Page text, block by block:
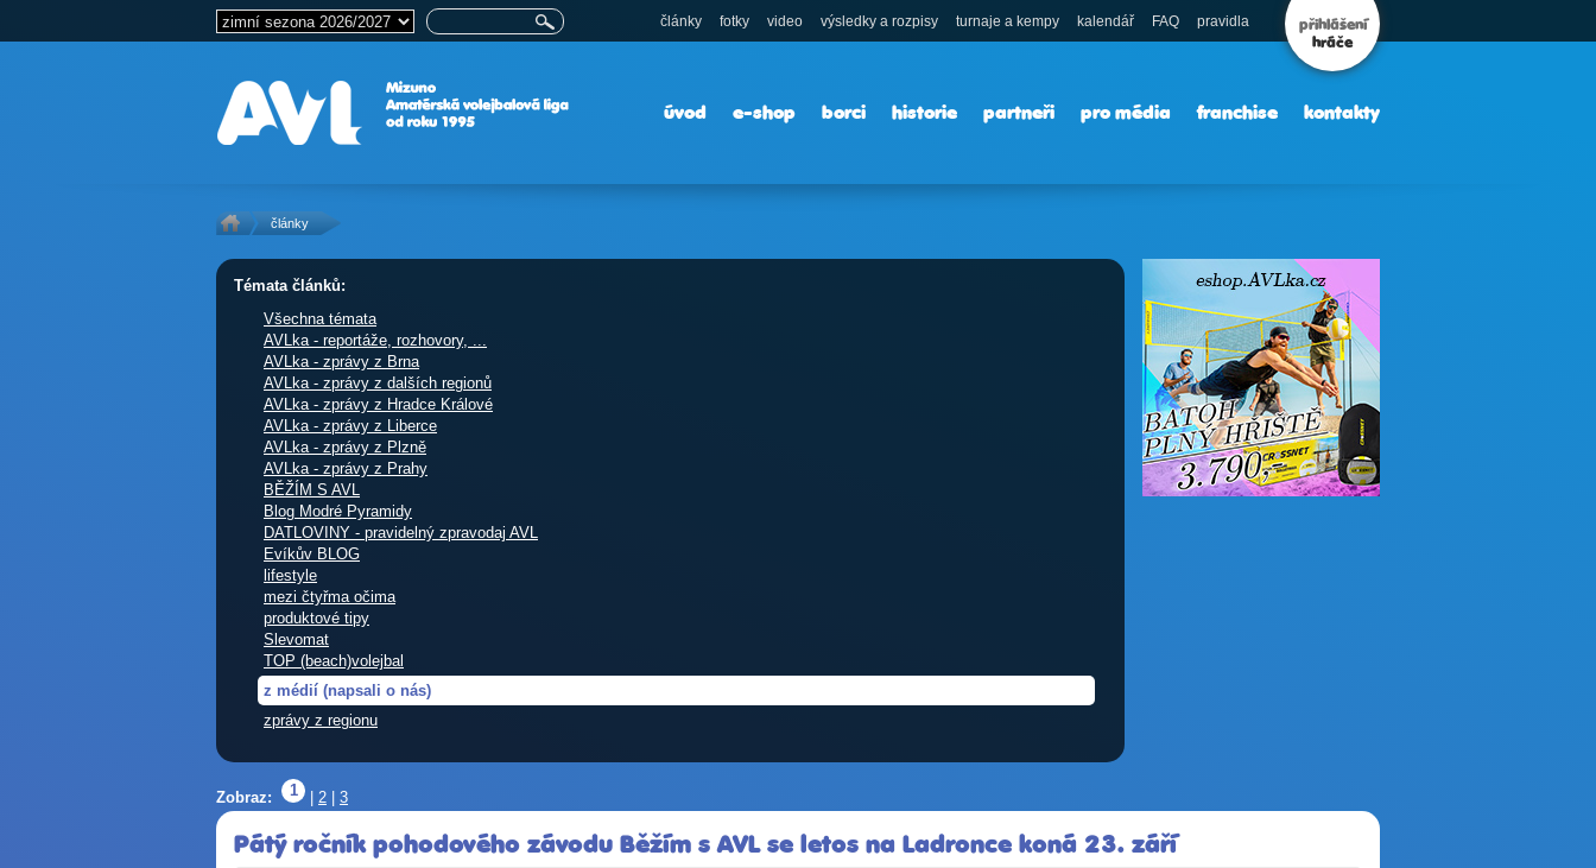
přihlášení
hráče
pravidla
FAQ
kalendář
turnaje a kempy
výsledky a rozpisy
video
fotky
články
kontakty
franchise
pro média
partneři
historie
borci
e-shop
úvod
články
Témata článků:
Všechna témata
AVLka - reportáže, rozhovory, ...
AVLka - zprávy z Brna
AVLka - zprávy z dalších regionů
AVLka - zprávy z Hradce Králové
AVLka - zprávy z Liberce
AVLka - zprávy z Plzně
AVLka - zprávy z Prahy
BĚŽÍM S AVL
Blog Modré Pyramidy
DATLOVINY - pravidelný zpravodaj AVL
Evíkův BLOG
lifestyle
mezi čtyřma očima
produktové tipy
Slevomat
TOP (beach)volejbal
z médií (napsali o nás)
zprávy z regionu
Zobraz: 1 2 3
Pátý ročník pohodového závodu Běžím s AVL se letos na Ladronce koná 23. září